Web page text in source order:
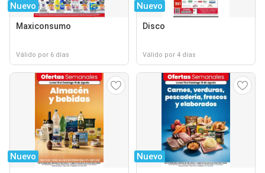
Nuevo
Maxiconsumo
Válido por 6 días
Nuevo
Disco
Válido por 4 días
Nuevo Nuevo